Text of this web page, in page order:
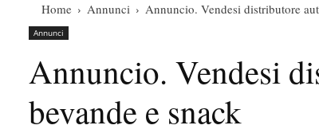
Home Annunci Annuncio. Vendesi distributore
Annunci
Annuncio. Vendesi
bevande e snack